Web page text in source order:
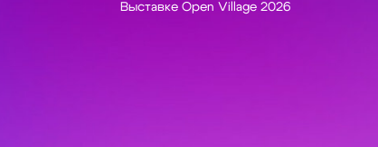
Выставке Open Village 2026